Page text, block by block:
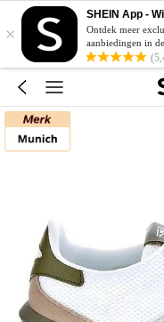
×
SHEIN App -
Ontdek meer
aanbiedingen in